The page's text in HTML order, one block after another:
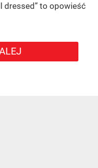
dressed” to opowieść